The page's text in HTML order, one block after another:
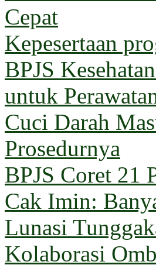
Cepat
Kepesertaan
BPJS
untuk
Cuci Darah
Prosedurnya
BPJS Coret 21
Cak Imin:
Lunasi
Kolaborasi